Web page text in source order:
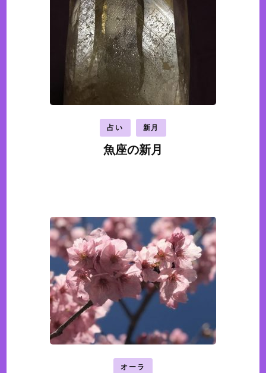
占い 新月
魚座の新月
オーラ